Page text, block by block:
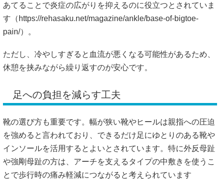
あてることで炎症の広がりを抑えるのに役立つとされていま
す（ https://rehasaku.net/magazine/ankle/base-of-bigtoe-
pain/）。
ただし、冷やしすぎると血流が悪くなる可能性があるため、
休憩を挟みながら繰り返すのが安心です。
足への負担を減らす工夫
靴の選び方も重要です。幅が狭い靴やヒールは親指への圧迫
を強めると言われており、できるだけ足にゆとりのある靴や
インソールを活用するとよいとされています。特に外反母趾
や強剛母趾の方は、アーチを支えるタイプの中敷きを使うこ
とで歩行時の痛み軽減につながると考えられています